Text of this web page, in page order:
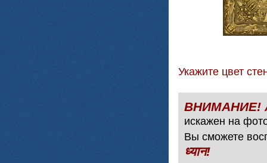
Укажите цвет
искажен на
Вы сможете
ध्यान!